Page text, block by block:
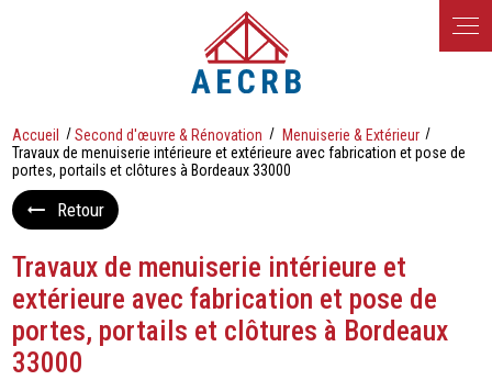
Accueil Second d'œuvre & Rénovation
Menuiserie & Extérieur
Travaux de menuiserie intérieure et extérieure avec fabrication et pose de
portes, portails et clôtures à Bordeaux 33000
Retour
Travaux de menuiserie intérieure et
extérieure avec fabrication et pose de
portes, portails et clôtures à Bordeaux
33000